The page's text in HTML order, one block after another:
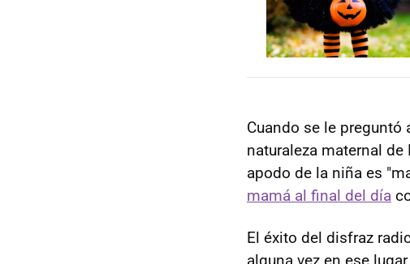
Cuando se le preguntó
naturaleza maternal
apodo de la niña es
mamá al final del día
El éxito del disfraz